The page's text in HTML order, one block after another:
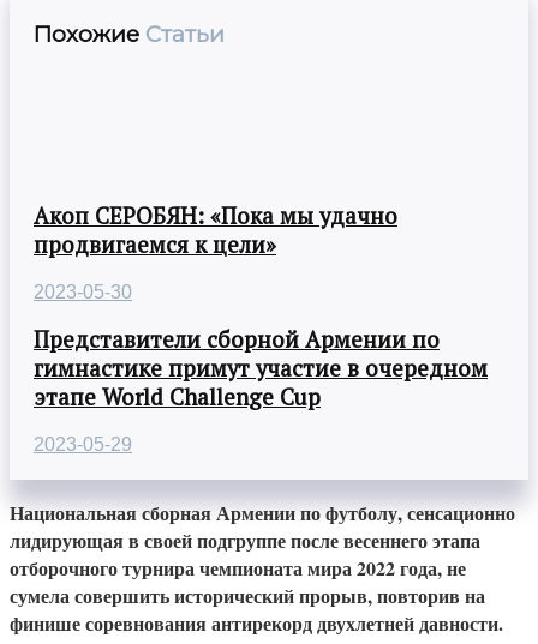
Похожие Статьи
Акоп СЕРОБЯН: «Пока мы удачно
продвигаемся к цели»
2023-05-30
Представители сборной Армении по
гимнастике примут участие в очередном
этапе World Challenge Cup
2023-05-29
Национальная сборная Армении по футболу, сенсационно
лидирующая в своей подгруппе после весеннего этапа
отборочного турнира чемпионата мира 2022 года, не
сумела совершить исторический прорыв, повторив на
финише соревнования антирекорд двухлетней давности.